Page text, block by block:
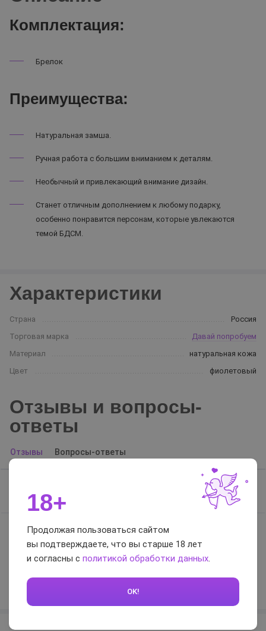
Комплектация:
Брелок
Преимущества:
Натуральная замша.
Ручная работа с большим вниманием к деталям.
Необычный и привлекающий внимание дизайн.
Станет отличным дополнением к любому подарку,
особенно понравится персонам, которые увлекаются
темой БДСМ.
Характеристики
Страна
Россия
Торговая марка
Давай попробуем
Материал
натуральная кожа
Цвет
фиолетовый
Отзывы и вопросы-
ответы
Отзывы Вопросы-ответы
0 / 5
Оставить отзыв
18+
Продолжая пользоваться сайтом
вы подтверждаете, что вы старше 18 лет
и согласны с политикой обработки данных
OK!